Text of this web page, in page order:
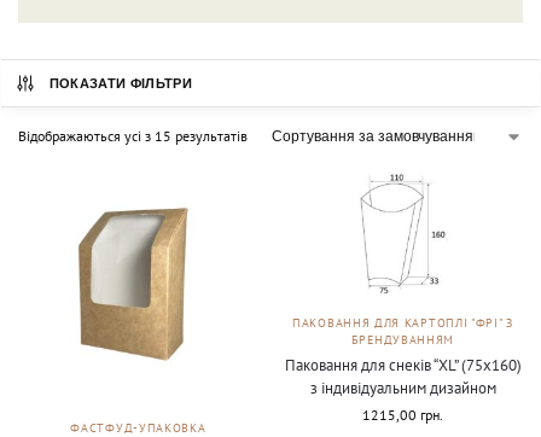
ПОКАЗАТИ ФІЛЬТРИ
Відображаються усі з 15 результатів
ФАСТФУД-УПАКОВКА
ПАКОВАННЯ ДЛЯ КАРТОПЛІ "ФРІ" З
БРЕНДУВАННЯМ
Паковання для снеків “ХL” (75х160)
з індивідуальним дизайном
1215,00 грн.